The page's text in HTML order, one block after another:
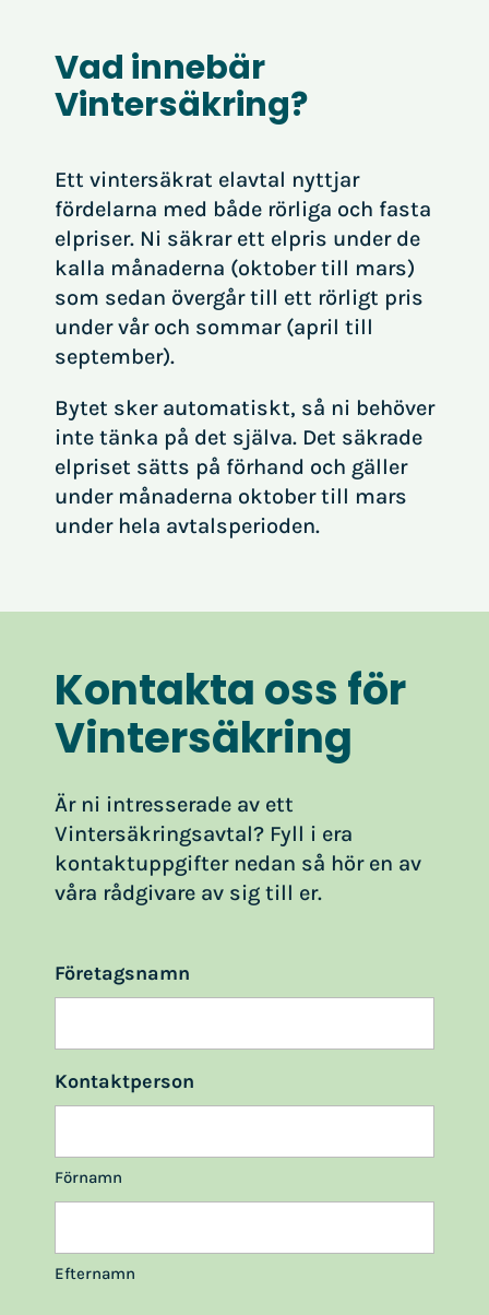
Vad innebär
Vintersäkring?
Ett vintersäkrat elavtal nyttjar
fördelarna med både rörliga och fasta
elpriser. Ni säkrar ett elpris under de
kalla månaderna (oktober till mars)
som sedan övergår till ett rörligt pris
under vår och sommar (april till
september).
Bytet sker automatiskt, så ni behöver
inte tänka på det själva. Det säkrade
elpriset sätts på förhand och gäller
under månaderna oktober till mars
under hela avtalsperioden.
Kontakta oss för
Vintersäkring
Är ni intresserade av ett
Vintersäkringsavtal? Fyll i era
kontaktuppgifter nedan så hör en av
våra rådgivare av sig till er.
Företagsnamn
Kontaktperson
Förnamn
Efternamn